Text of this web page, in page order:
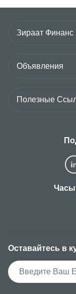
Часы
Оставайтесь в